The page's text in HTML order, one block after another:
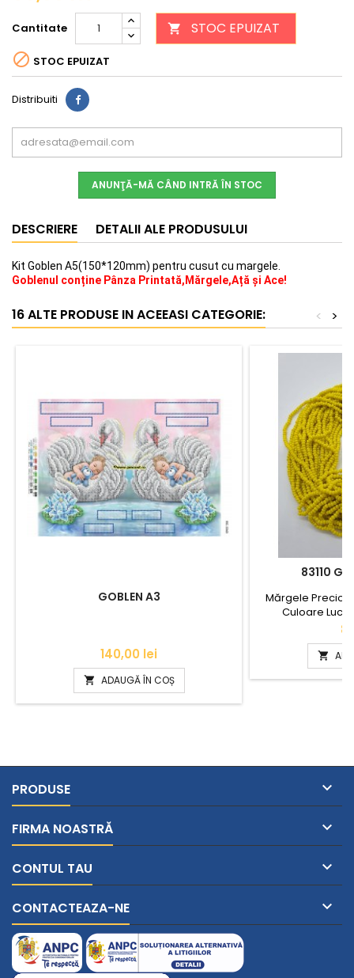
Cantitate  STOC EPUIZAT
 STOC EPUIZAT
Distribuiti
ANUNŢĂ-MĂ CÂND INTRĂ ÎN STOC
DESCRIERE DETALII ALE PRODUSULUI
Kit Goblen A5(150*120mm) pentru cusut cu margele.
Goblenul conține Pânza Printată,Mărgele,Ață și Ace!
16 ALTE PRODUSE IN ACEEASI CATEGORIE: >
<
GOBLEN A3
Pret
140,00 lei
 ADAUGĂ ÎN COȘ
83110
Mărgele
Culoare

PRODUSE 
FIRMA NOASTRĂ 
CONTUL TAU 
CONTACTEAZA-NE 